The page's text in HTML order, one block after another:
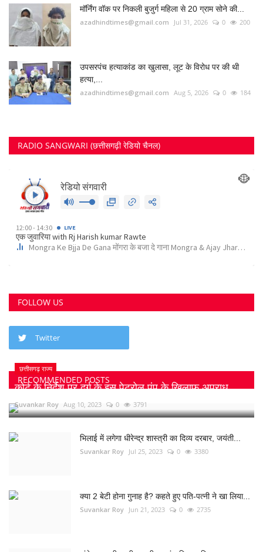
वीडियो
मॉर्निंग वॉक पर निकली बुजुर्ग महिला से 20 ग्राम सोने की...
azadhindtimes@gmail.com Jul 31, 2026 0 200
उपसरपंच हत्याकांड का खुलासा, लूट के विरोध पर की थी
हत्या,...
azadhindtimes@gmail.com Aug 5, 2026 0 184
RADIO SANGWARI (छत्तीसगढ़ी रेडियो चैनल)
FOLLOW US
Twitter
RECOMMENDED POSTS
छत्तीसगढ़ राज्य
कोर्ट के निर्देश पर दुर्ग के इस पेट्रोल पंप के खिलाफ अपराध...
Suvankar Roy Aug 10, 2023 0 3791
भिलाई में लगेगा धीरेन्द्र शास्त्री का दिव्य दरबार, जयंती...
Suvankar Roy Jul 25, 2023 0 3380
क्या 2 बेटी होना गुनाह है? कहते हुए पति-पत्नी ने खा लिया...
Suvankar Roy Jun 21, 2023 0 2735